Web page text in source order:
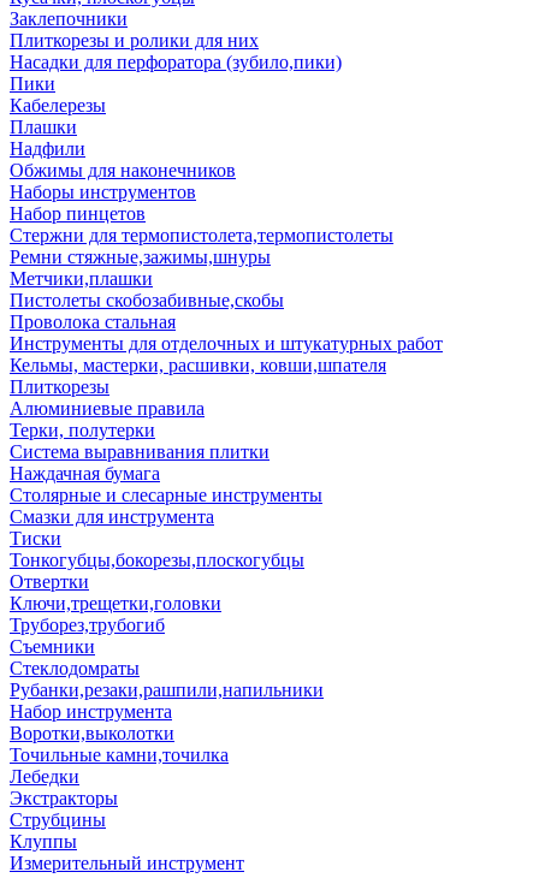
Заклепочники
Плиткорезы и ролики для них
Насадки для перфоратора (зубило,пики)
Пики
Кабелерезы
Плашки
Надфили
Обжимы для наконечников
Наборы инструментов
Набор пинцетов
Стержни для термопистолета,термопистолеты
Ремни стяжные,зажимы,шнуры
Метчики,плашки
Пистолеты скобозабивные,скобы
Проволока стальная
Инструменты для отделочных и штукатурных работ
Кельмы, мастерки, расшивки, ковши,шпателя
Плиткорезы
Алюминиевые правила
Терки, полутерки
Система выравнивания плитки
Наждачная бумага
Столярные и слесарные инструменты
Смазки для инструмента
Тиски
Тонкогубцы,бокорезы,плоскогубцы
Отвертки
Ключи,трещетки,головки
Труборез,трубогиб
Съемники
Стеклодомраты
Рубанки,резаки,рашпили,напильники
Набор инструмента
Воротки,выколотки
Точильные камни,точилка
Лебедки
Экстракторы
Струбцины
Клуппы
Измерительный инструмент